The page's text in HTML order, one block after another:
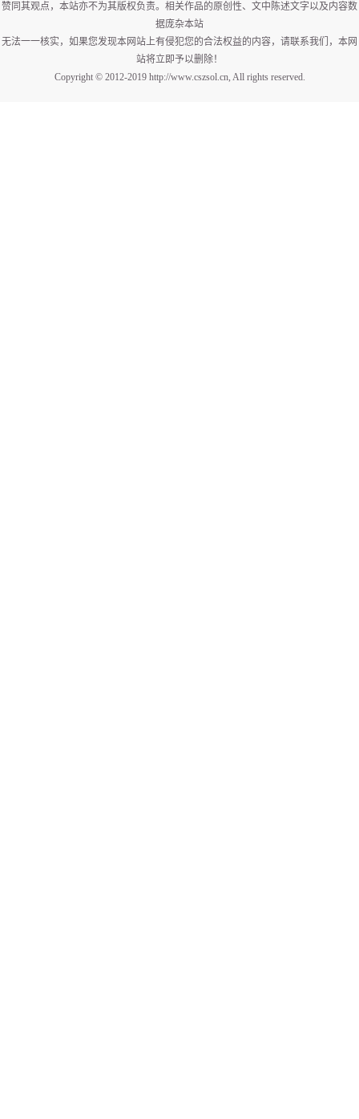
赞同其观点，本站亦不为其版权负责。相关作品的原创性、文中陈述文字以及内容数
据庞杂本站
无法一一核实，如果您发现本网站上有侵犯您的合法权益的内容，请联系我们，本网
站将立即予以删除！
Copyright © 2012-2019 http://www.cszsol.cn, All rights reserved.